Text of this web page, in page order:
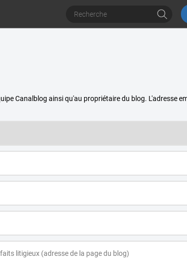
Canalblog ainsi qu'au propriétaire du blog. L'adresse